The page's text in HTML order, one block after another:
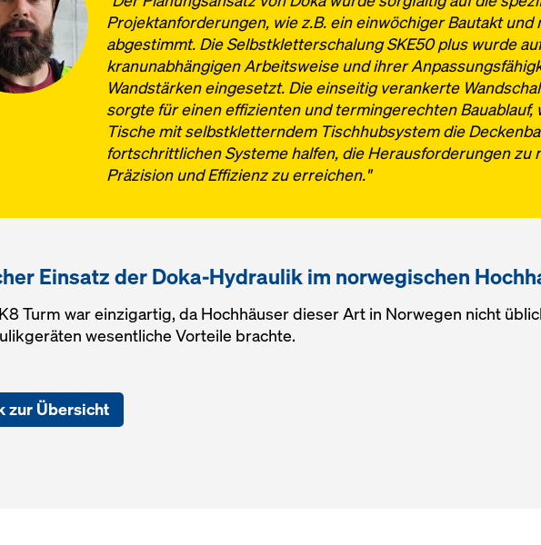
Projektanforderungen, wie z.B. ein einwöchiger Bautakt und
abgestimmt. Die Selbstkletterschalung SKE50 plus wurde
kranunabhängigen Arbeitsweise und ihrer
Wandstärken eingesetzt. Die einseitig verankerte
sorgte für einen effizienten und termingerechten Bauablauf,
Tische mit selbstkletterndem Tischhubsystem die
fortschrittlichen Systeme halfen, die Herausforderungen zu
Präzision und Effizienz zu erreichen."
Einsatz der Doka-Hydraulik im norwegischen
Turm war einzigartig, da Hochhäuser dieser Art in Norwegen nicht
wesentliche Vorteile brachte.
zur Übersicht